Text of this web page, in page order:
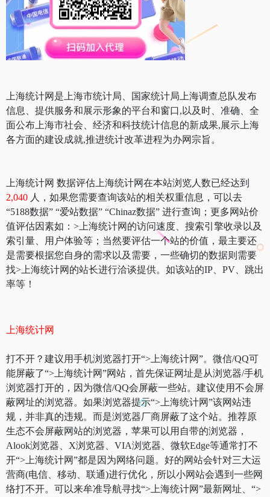
上海统计网是上海市统计局、国家统计局上海调查总队发布
信息、提供服务和展示形象的平台和窗口,以及时、准确、全
面公布上海市社会、经济和科技统计信息的新成果,展示上海
各方面的建设成就,推进统计改革进程为办网宗旨。
上海统计网 数据评估上海统计网在本站浏览人数已经达到
2,040 人，如果您需要查询该站的相关权重信息，可以去
“5188数据” “爱站数据” “Chinaz数据” 进行查询；更多网站价
值评估因素如：>上海统计网的访问速度、搜索引擎收录以及
索引量、用户体验等；当然要评估一个站的价值，最主要还
是需要根据您自身的需求以及需要，一些确切的数据则需要
找>上海统计网的站长进行洽谈提供。如该站的IP、PV、跳出
率等！
上海统计网
打不开？建议用手机浏览器打开“>上海统计网”。微信/QQ可
能屏蔽了“>上海统计网”网站，首先保证网址是从浏览器/手机
浏览器打开的，因为微信/QQ会屏蔽一些站。建议使用不会屏
蔽网址的浏览器。如果浏览器提示“>上海统计网”该网站违
规，并非真的违规。而是浏览器厂商屏蔽了这个站。推荐原
生态不会屏蔽网站的浏览器，苹果可以用自带的浏览器，
Alook浏览器、X浏览器、VIA浏览器、微软Edge等通常打不
开“>上海统计网”都是因为网络问题。好的网站会针对三大运
营商(电信、移动、联通)进行优化，所以小网站会遇到一些网
络打不开。可以来牟准导航寻找“>上海统计网”最新网址、“>